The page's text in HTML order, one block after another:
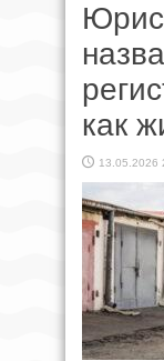
как
13.05.2026